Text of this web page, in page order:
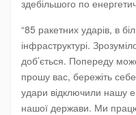
здебільшого по
“85 ракетних ударів, в
інфраструктурі.
доб’ється. Попереду
прошу вас, бережіть
удари відключили нашу
нашої держави. Ми